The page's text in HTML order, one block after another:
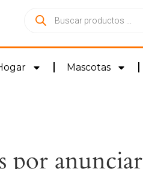
Mascotas
por anunciar